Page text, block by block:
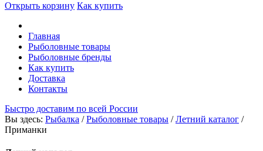
Открыть корзину Как купить
Главная
Рыболовные товары
Рыболовные бренды
Как купить
Доставка
Контакты
Быстро доставим по всей России
Вы здесь: Рыбалка /Рыболовные товары /Летний каталог /
Приманки